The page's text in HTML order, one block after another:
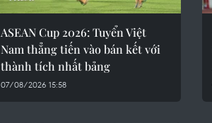
ASEAN Cup 2026: Tuyển Việt
Nam thẳng tiến vào bán kết với
thành tích nhất bảng
07/08/2026 15:58